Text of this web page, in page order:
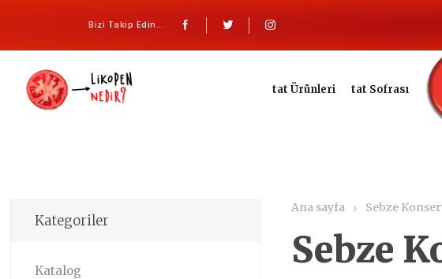
Bizi Takip Edin...
tat Ürünleri tat Sofrası
Ana sayfa Sebze
Sebze
Kategoriler
Katalog